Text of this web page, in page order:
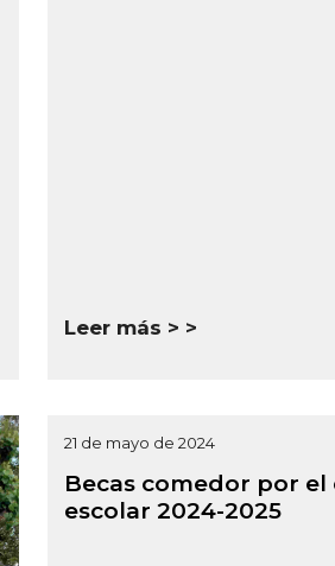
Leer más >
21 de mayo de 2024
Becas comedor por el
escolar 2024-2025